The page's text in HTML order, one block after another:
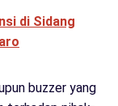
di Sidang
buzzer yang